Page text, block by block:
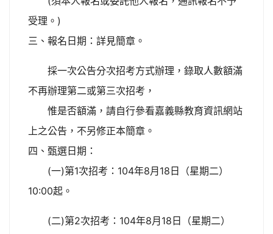
受理。 )
三、報名日期：詳見簡章。
採一次公告分次招考方式辦理，錄取人數額滿
不再辦理第二或第三次招考，
惟是否額滿，請自行參看嘉義縣教育資訊網站
上之公告，不另修正本簡章。
四、甄選日期：
(一)第1次招考： 104年8月 18 日（星期二）
10:00起。
(二)第2次招考： 104年8月 18 日（星期二）